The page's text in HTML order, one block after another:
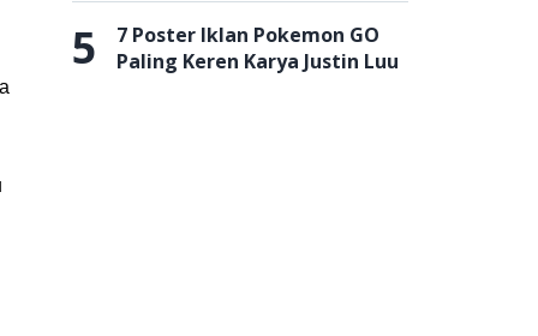
5
7 Poster Iklan Pokemon GO
Paling Keren Karya Justin Luu